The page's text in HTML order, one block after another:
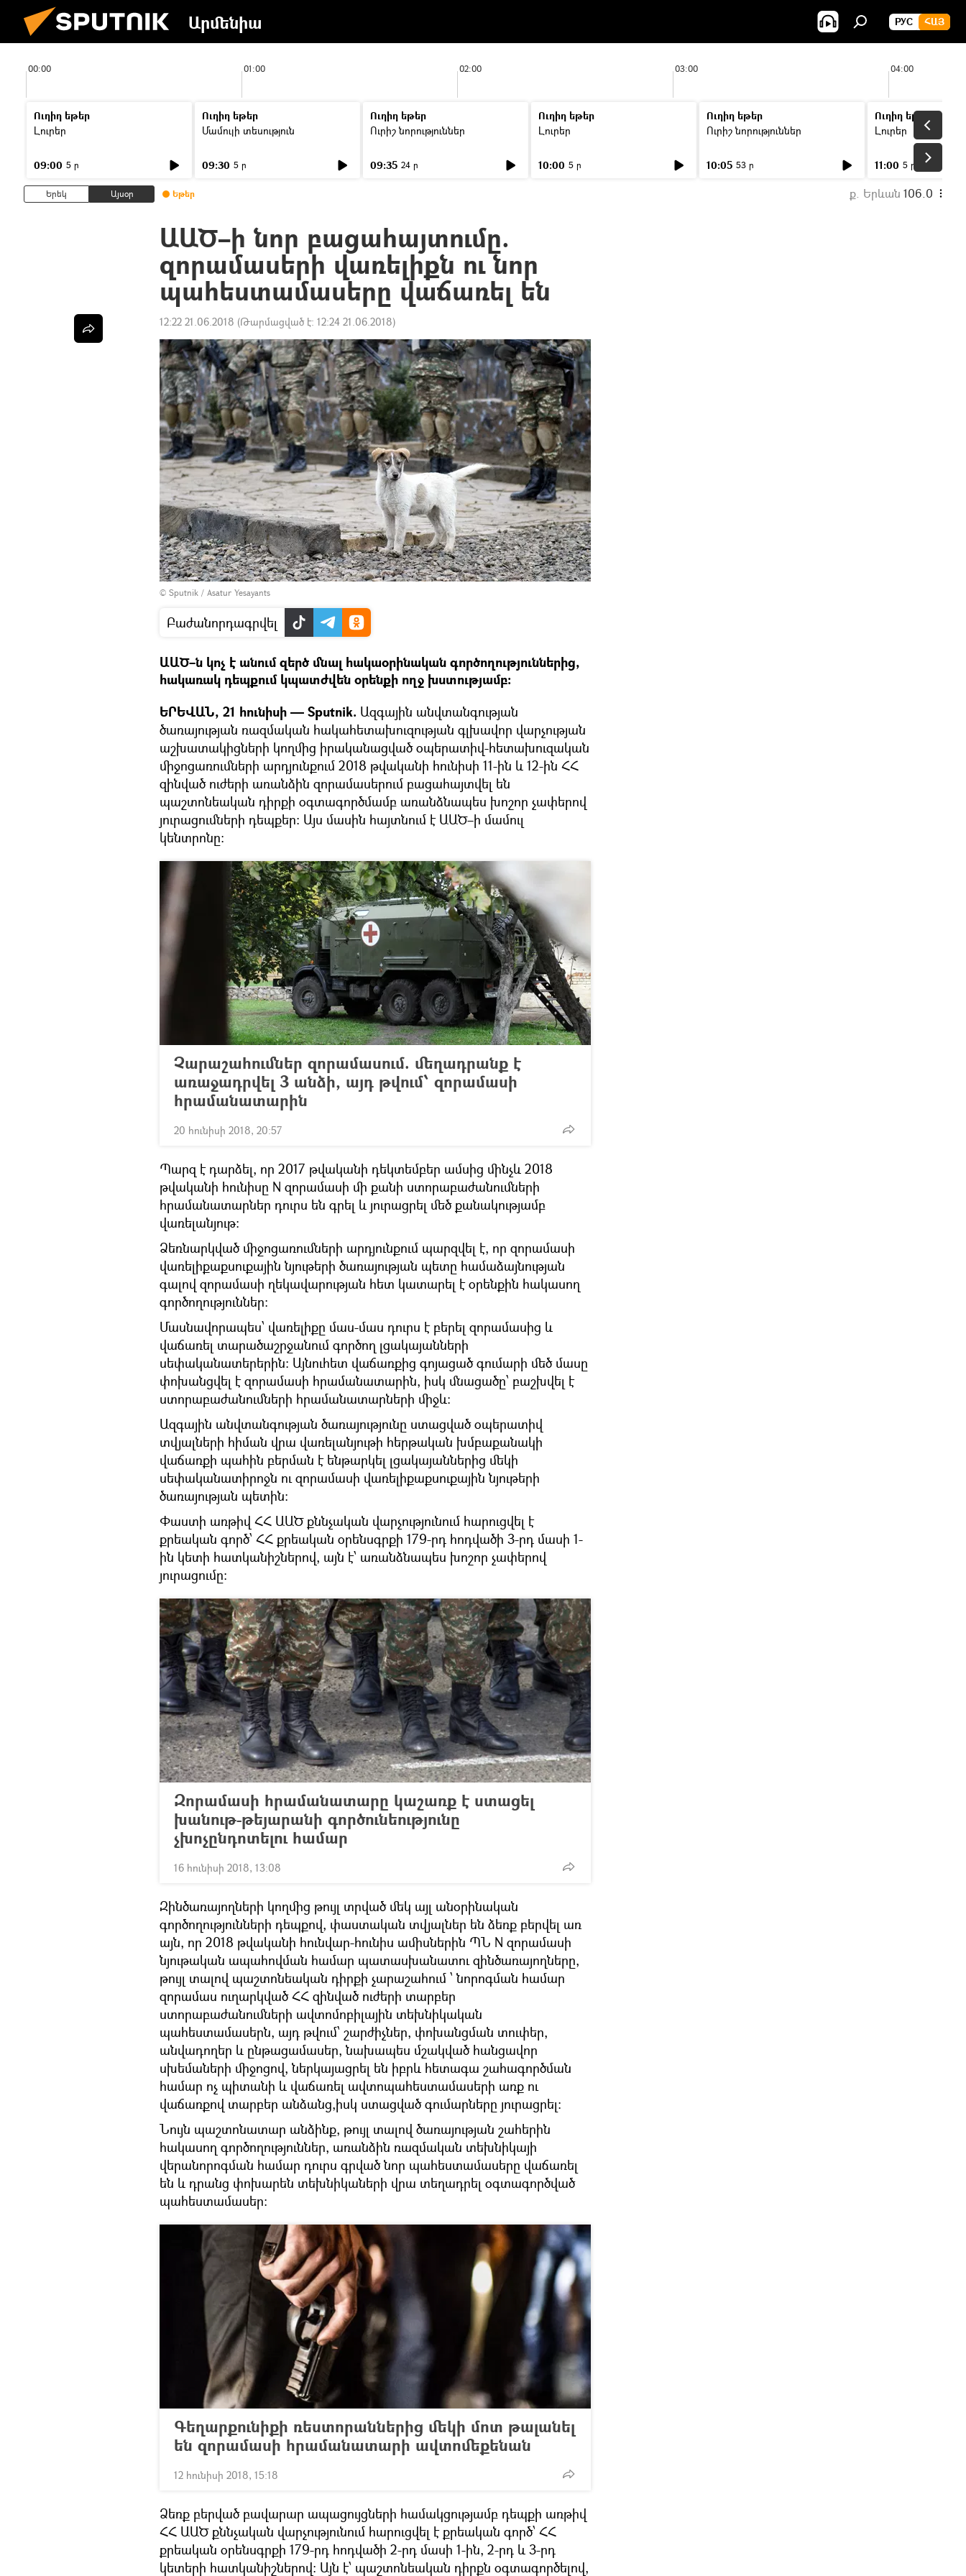
Արմենիա РУС ՀԱՅ
00:00 01:00 02:00 03:00 04:00
Ուղիղ եթեր
Լուրեր
09:00 5 ր
Ուղիղ եթեր
Մամուլի տեսություն
09:30 5 ր
Ուղիղ եթեր
Ուրիշ նորություններ
09:35 24 ր
Ուղիղ եթեր
Լուրեր
10:00 5 ր
Ուղիղ եթեր
Ուրիշ նորություններ
10:05 53 ր
Ուղիղ եթեր
Լուրեր
11:00 5 ր
Երեկ Այսօր Եթեր ք. Երևան 106.0
ԱԱԾ–ի նոր բացահայտումը.
զորամասերի վառելիքն ու նոր
պահեստամասերը վաճառել են
12:22 21.06.2018 (Թարմացված է: 12:24 21.06.2018)
© Sputnik / Asatur Yesayants
Բաժանորդագրվել
ԱԱԾ–ն կոչ է անում զերծ մնալ հակաօրինական գործողություններից,
հակառակ դեպքում կպատժվեն օրենքի ողջ խստությամբ։
ԵՐԵՎԱՆ, 21 հունիսի — Sputnik. Ազգային անվտանգության
ծառայության ռազմական հակահետախուզության գլխավոր վարչության
աշխատակիցների կողմից իրականացված օպերատիվ-հետախուզական
միջոցառումների արդյունքում 2018 թվականի հունիսի 11-ին և 12-ին ՀՀ
զինված ուժերի առանձին զորամասերում բացահայտվել են
պաշտոնեական դիրքի օգտագործմամբ առանձնապես խոշոր չափերով
յուրացումների դեպքեր: Այս մասին հայտնում է ԱԱԾ–ի մամուլ
կենտրոնը։
Չարաշահումներ զորամասում. մեղադրանք է
առաջադրվել 3 անձի, այդ թվում՝ զորամասի
հրամանատարին
20 հունիսի 2018, 20:57
Պարզ է դարձել, որ 2017 թվականի դեկտեմբեր ամսից մինչև 2018
թվականի հունիսը N զորամասի մի քանի ստորաբաժանումների
հրամանատարներ դուրս են գրել և յուրացրել մեծ քանակությամբ
վառելանյութ:
Ձեռնարկված միջոցառումների արդյունքում պարզվել է, որ զորամասի
վառելիքաքսուքային նյութերի ծառայության պետը համաձայնության
գալով զորամասի ղեկավարության հետ կատարել է օրենքին հակասող
գործողություններ:
Մասնավորապես՝ վառելիքը մաս-մաս դուրս է բերել զորամասից և
վաճառել տարածաշրջանում գործող լցակայանների
սեփականատերերին: Այնուհետ վաճառքից գոյացած գումարի մեծ մասը
փոխանցվել է զորամասի հրամանատարին, իսկ մնացածը՝ բաշխվել է
ստորաբաժանումների հրամանատարների միջև:
Ազգային անվտանգության ծառայությունը ստացված օպերատիվ
տվյալների հիման վրա վառելանյութի հերթական խմբաքանակի
վաճառքի պահին բերման է ենթարկել լցակայաններից մեկի
սեփականատիրոջն ու զորամասի վառելիքաքսուքային նյութերի
ծառայության պետին:
Փաստի առթիվ ՀՀ ԱԱԾ քննչական վարչությունում հարուցվել է
քրեական գործ՝ ՀՀ քրեական օրենսգրքի 179-րդ հոդվածի 3-րդ մասի 1-
ին կետի հատկանիշներով, այն է՝ առանձնապես խոշոր չափերով
յուրացումը:
Զորամասի հրամանատարը կաշառք է ստացել
խանութ-թեյարանի գործունեությունը
չխոչընդոտելու համար
16 հունիսի 2018, 13:08
Զինծառայողների կողմից թույլ տրված մեկ այլ անօրինական
գործողությունների դեպքով, փաստական տվյալներ են ձեռք բերվել առ
այն, որ 2018 թվականի հունվար-հունիս ամիսներին ՊՆ N զորամասի
նյութական ապահովման համար պատասխանատու զինծառայողները,
թույլ տալով պաշտոնեական դիրքի չարաշահում ՝ նորոգման համար
զորամաս ուղարկված ՀՀ զինված ուժերի տարբեր
ստորաբաժանումների ավտոմոբիլային տեխնիկական
պահեստամասերն, այդ թվում՝ շարժիչներ, փոխանցման տուփեր,
անվադողեր և ընթացամասեր, նախապես մշակված հանցավոր
սխեմաների միջոցով, ներկայացրել են իբրև հետագա շահագործման
համար ոչ պիտանի և վաճառել ավտոպահեստամասերի առք ու
վաճառքով տարբեր անձանց,իսկ ստացված գումարները յուրացրել:
Նույն պաշտոնատար անձինք, թույլ տալով ծառայության շահերին
հակասող գործողություններ, առանձին ռազմական տեխնիկայի
վերանորոգման համար դուրս գրված նոր պահեստամասերը վաճառել
են և դրանց փոխարեն տեխնիկաների վրա տեղադրել օգտագործված
պահեստամասեր:
Գեղարքունիքի ռեստորաններից մեկի մոտ թալանել
են զորամասի հրամանատարի ավտոմեքենան
12 հունիսի 2018, 15:18
Ձեռք բերված բավարար ապացույցների համակցությամբ դեպքի առթիվ
ՀՀ ԱԱԾ քննչական վարչությունում հարուցվել է քրեական գործ՝ ՀՀ
քրեական օրենսգրքի 179-րդ հոդվածի 2-րդ մասի 1-ին, 2-րդ և 3-րդ
կետերի հատկանիշներով: Այն է՝ պաշտոնեական դիրքն օգտագործելով,